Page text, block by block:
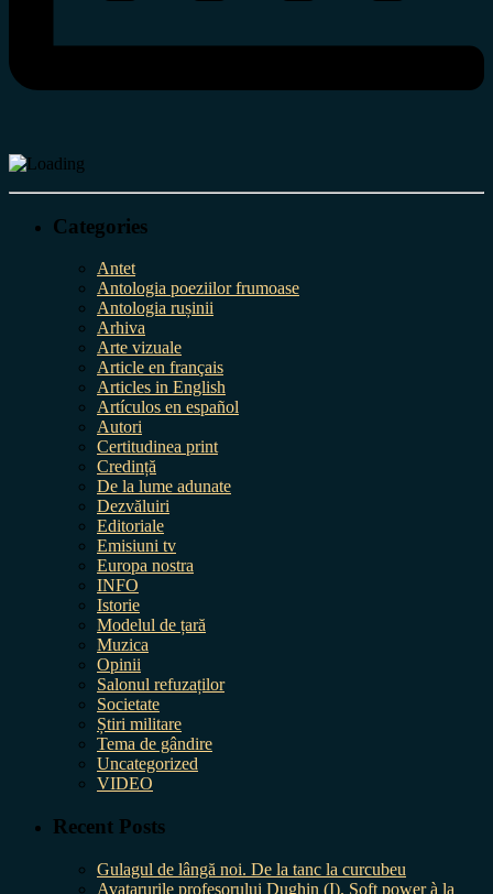
Categories
Antet
Antologia poeziilor frumoase
Antologia rușinii
Arhiva
Arte vizuale
Article en français
Articles in English
Artículos en español
Autori
Certitudinea print
Credință
De la lume adunate
Dezvăluiri
Editoriale
Emisiuni tv
Europa nostra
INFO
Istorie
Modelul de țară
Muzica
Opinii
Salonul refuzaților
Societate
Știri militare
Tema de gândire
Uncategorized
VIDEO
Recent Posts
Gulagul de lângă noi. De la tanc la curcubeu
Avatarurile profesorului Dughin (I). Soft power à la